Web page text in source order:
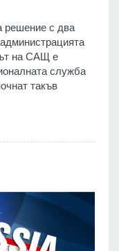
решение с два
на САЩ е
служба
такъв